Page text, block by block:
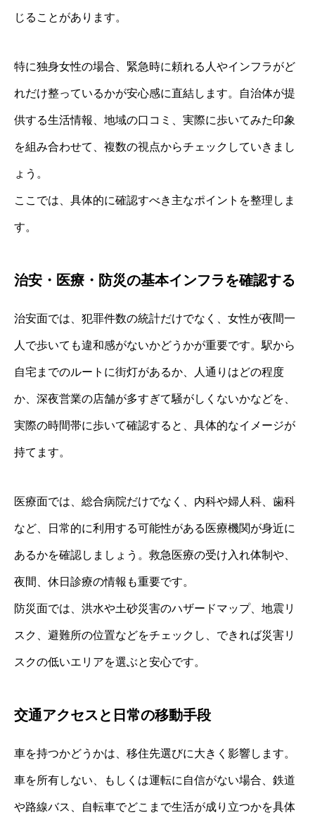
じることがあります。
特に独身女性の場合、緊急時に頼れる人やインフラがど
れだけ整っているかが安心感に直結します。自治体が提
供する生活情報、地域の口コミ、実際に歩いてみた印象
を組み合わせて、複数の視点からチェックしていきまし
ょう。
ここでは、具体的に確認すべき主なポイントを整理しま
す。
治安・医療・防災の基本インフラを確認する
治安面では、犯罪件数の統計だけでなく、女性が夜間一
人で歩いても違和感がないかどうかが重要です。駅から
自宅までのルートに街灯があるか、人通りはどの程度
か、深夜営業の店舗が多すぎて騒がしくないかなどを、
実際の時間帯に歩いて確認すると、具体的なイメージが
持てます。
医療面では、総合病院だけでなく、内科や婦人科、歯科
など、日常的に利用する可能性がある医療機関が身近に
あるかを確認しましょう。救急医療の受け入れ体制や、
夜間、休日診療の情報も重要です。
防災面では、洪水や土砂災害のハザードマップ、地震リ
スク、避難所の位置などをチェックし、できれば災害リ
スクの低いエリアを選ぶと安心です。
交通アクセスと日常の移動手段
車を持つかどうかは、移住先選びに大きく影響します。
車を所有しない、もしくは運転に自信がない場合、鉄道
や路線バス、自転車でどこまで生活が成り立つかを具体